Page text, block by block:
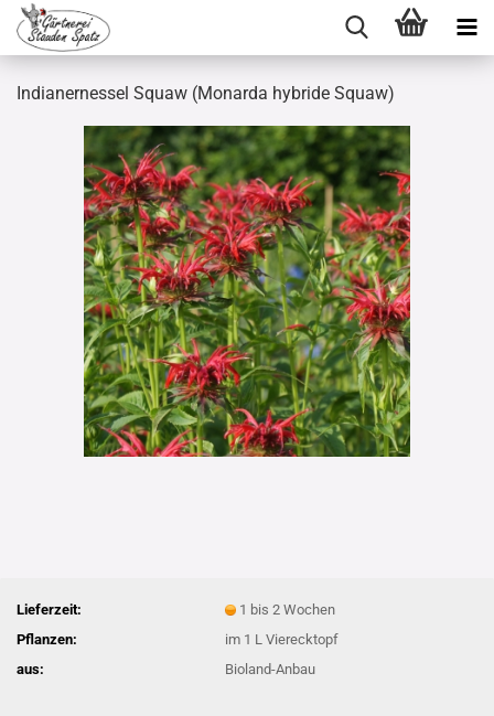
Indianernessel Squaw (Monarda hybride Squaw)
Lieferzeit:
1 bis 2 Wochen
Pflanzen:
im 1 L Vierecktopf
aus:
Bioland-Anbau